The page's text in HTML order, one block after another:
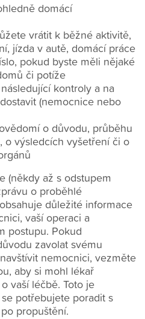
domácí
vrátit k běžné aktivitě,
jízda v autě, domácí práce
pokud byste měli nějaké
či potíže
kontroly a na
(nemocnice nebo
o důvodu, průběhu
o výsledcích vyšetření či o
(někdy až s odstupem
o proběhlé
důležité informace
vaší operaci a
postupu. Pokud
zavolat svému
nemocnici, vezměte
aby si mohl lékař
vaší léčbě. Toto je
potřebujete poradit s
propuštění.